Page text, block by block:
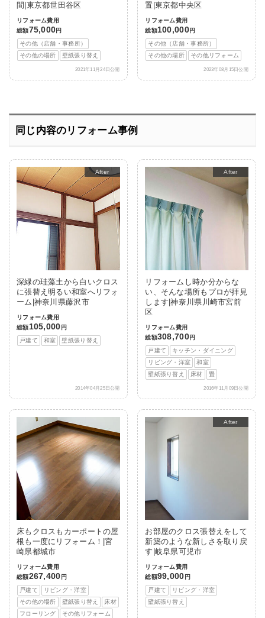
間|東京都世田谷区
リフォーム費用
総額75,000円
その他（店舗・事務所）
その他の場所
壁紙張り替え
2021年11月24日公開
置|東京都中央区
リフォーム費用
総額100,000円
その他（店舗・事務所）
その他の場所
その他リフォーム
2023年08月15日公開
同じ内容のリフォーム事例
After
深緑の珪藻土から白いクロス
に張替え明るい和室へリフォ
ーム|神奈川県藤沢市
リフォーム費用
総額105,000 円
戸建て
和室 壁紙張り替え
2014年04月25日公開
After
リフォームし時か分からな
い、そんな場所もプロが拝見
します|神奈川県川崎市宮前
区
リフォーム費用
総額308,700円
戸建て
キッチン・ダイニング
リビング・洋室
和室
壁紙張り替え
床材 畳
2016年11月09日公開
床もクロスもカーポートの屋
根も一度にリフォーム！|宮
崎県都城市
リフォーム費用
総額267,400 円
戸建て
リビング・洋室
その他の場所
壁紙張り替え
床材
フローリング
その他リフォーム
After
お部屋のクロス張替えをして
新築のような新しさを取り戻
す|岐阜県可児市
リフォーム費用
総額99,000 円
戸建て
リビング・洋室
壁紙張り替え